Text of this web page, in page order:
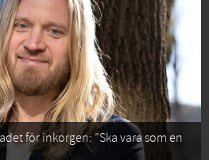
för inkorgen: ”Ska vara som en